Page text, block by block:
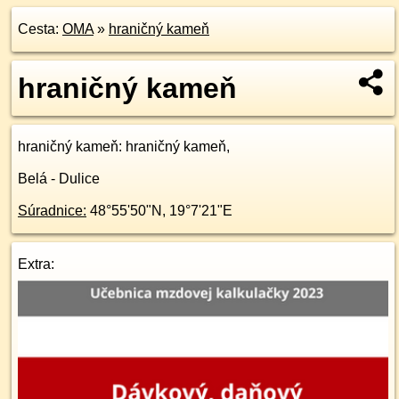
Cesta: OMA» hraničný kameň
hraničný kameň
hraničný kameň: hraničný kameň,
Belá - Dulice
Súradnice: 48°55'50"N , 19°7'21"E
Extra: